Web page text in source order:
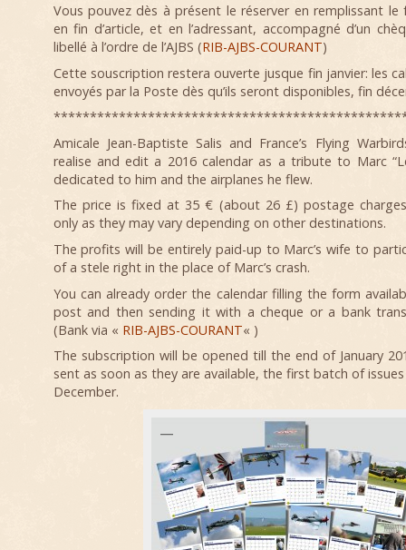
Vous pouvez dès à présent le réserver en remplissant le
en fin d’article, et en l’adressant, accompagné d’un
libellé à l’ordre de l’AJBS (RIB-AJBS-COURANT)
Cette souscription restera ouverte jusque fin janvier: les
envoyés par la Poste dès qu’ils seront disponibles, fin
Amicale Jean-Baptiste Salis and France’s Flying
realise and edit a 2016 calendar as a tribute to Marc
dedicated to him and the airplanes he flew.
The price is fixed at 35 € (about 26 £) postage
only as they may vary depending on other destinations.
The profits will be entirely paid-up to Marc’s wife to
of a stele right in the place of Marc’s crash.
You can already order the calendar filling the form
post and then sending it with a cheque or a bank
(Bank via « RIB-AJBS-COURANT« )
The subscription will be opened till the end of January
sent as soon as they are available, the first batch of
December.